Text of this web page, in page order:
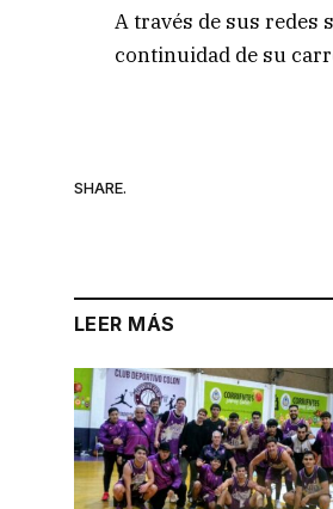
A través de sus redes
continuidad de su
SHARE.
LEER MÁS